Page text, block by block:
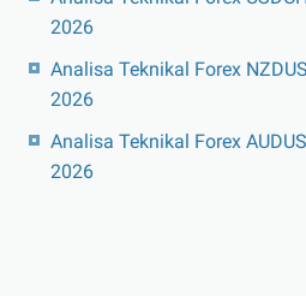
2026
Analisa Teknikal Forex
2026
Analisa Teknikal Forex
2026